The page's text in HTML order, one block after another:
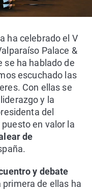
ha celebrado el V
Palace &
se ha hablado de
escuchado las
Con ellas se
y la
del
puesto en valor la
de
y debate
de ellas ha